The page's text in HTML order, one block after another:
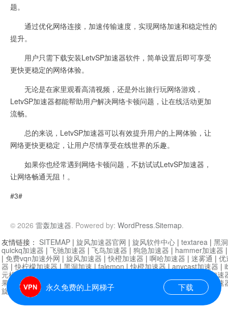
题。
通过优化网络连接，加速传输速度，实现网络加速和稳定性的
提升。
用户只需下载安装LetvSP加速器软件，简单设置后即可享受
更快更稳定的网络体验。
无论是在家里观看高清视频，还是外出旅行玩网络游戏，
LetvSP加速器都能帮助用户解决网络卡顿问题，让在线活动更加
流畅。
总的来说，LetvSP加速器可以有效提升用户的上网体验，让
网络更快更稳定，让用户尽情享受在线世界的乐趣。
如果你也经常遇到网络卡顿问题，不妨试试LetvSP加速器，
让网络畅通无阻！。
#3#
© 2026 雷轰加速器. Powered by: WordPress.Sitemap.
永久免费的上网梯子 下载
友情链接： SITEMAP | 旋风加速器官网 | 旋风软件中心 | textarea | 黑
quickq加速器 | 飞驰加速器 | 飞鸟加速器 | 狗急加速器 | hammer加速器
| 免费vqn加速外网 | 旋风加速器 |快橙加速器 | 啊哈加速器 | 迷雾通 | 优
器 |快柠檬加速器|黑洞加速|falemon|快橙加速器|anycast加速器 |
元机场加速器
小牛加速
果加速器|黑洞加速|银河加速器|猎豹加速器 海鸥加速器|芒果加速
旋风加速器度器|哔咔漫画|PicACG